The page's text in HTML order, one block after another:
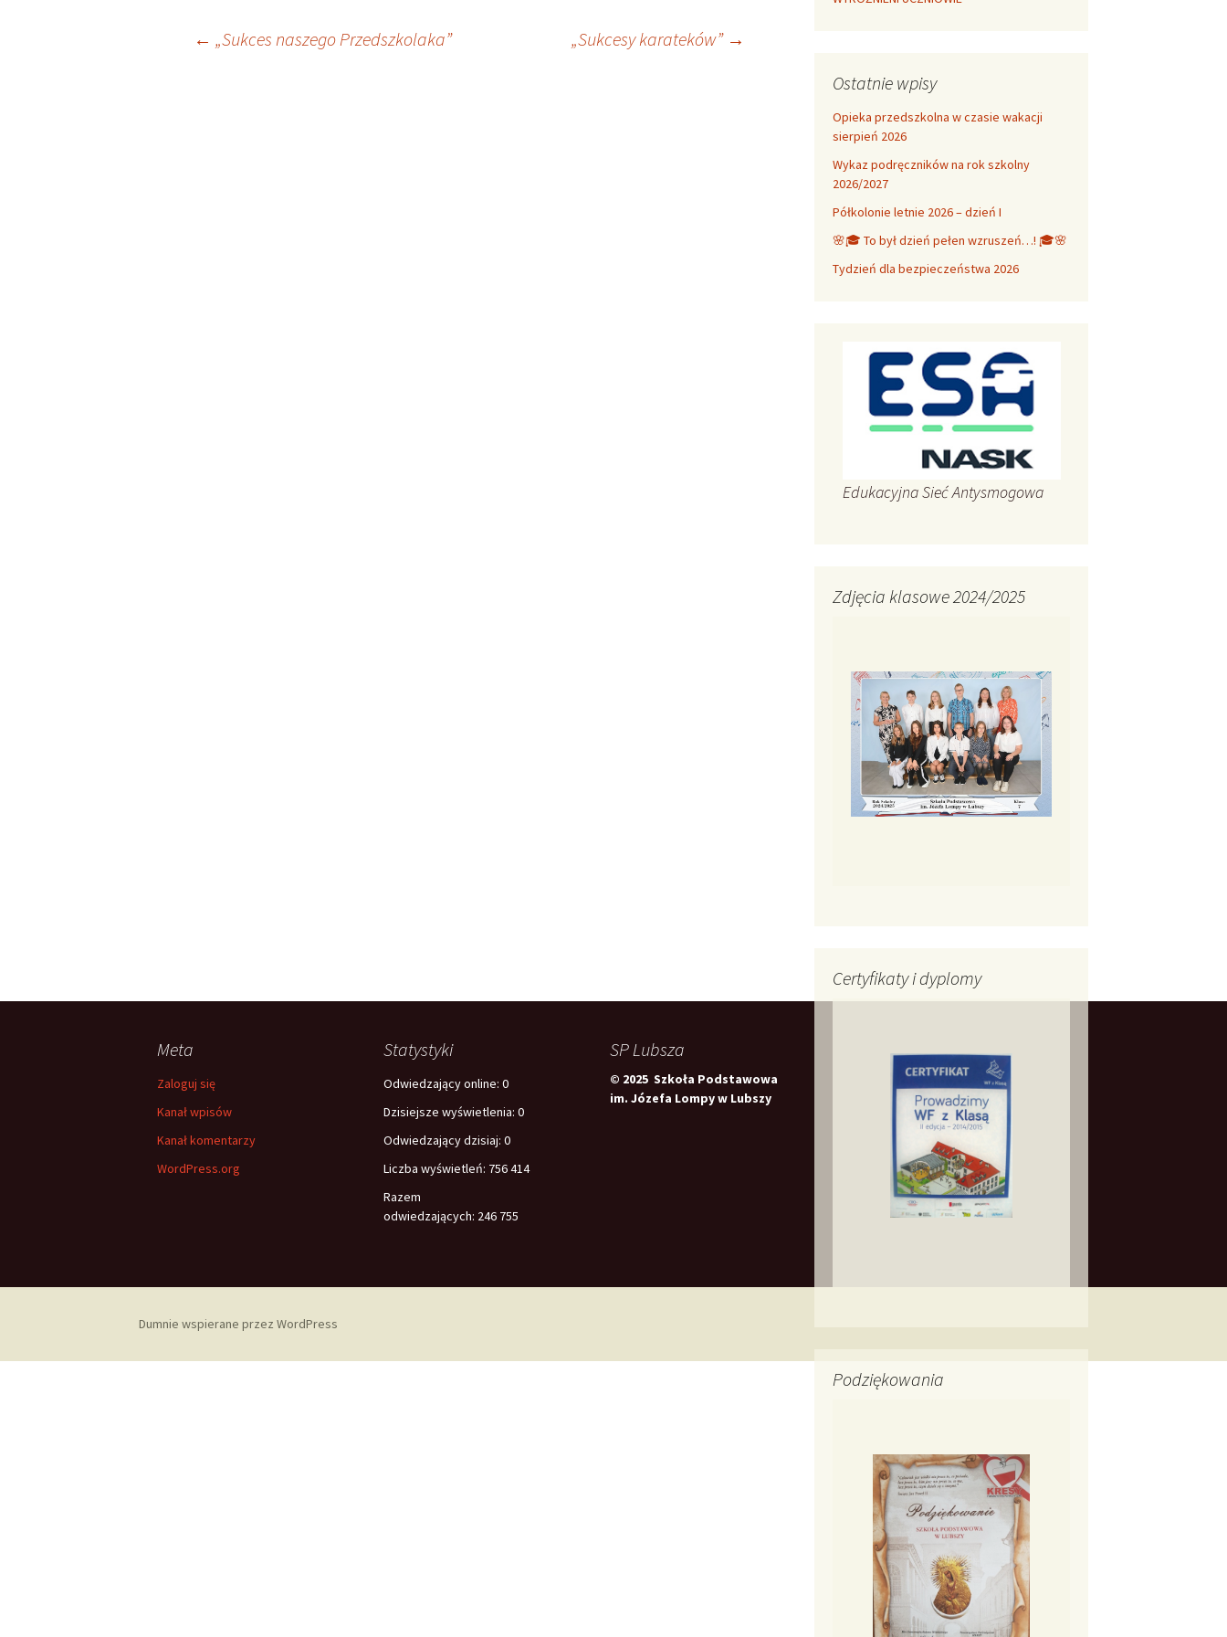
Nawigacja
← „Sukces naszego Przedszkolaka” „Sukcesy karateków” →
Ostatnie wpisy
Opieka przedszkolna w czasie wakacji
sierpień 2026
Wykaz podręczników na rok szkolny
2026/2027
Półkolonie letnie 2026 – dzień I
🌸🎓 To był dzień pełen wzruszeń…! 🎓🌸
Tydzień dla bezpieczeństwa 2026
Edukacyjna Sieć Antysmogowa
Zdjęcia klasowe 2024/2025
Certyfikaty i dyplomy
Podziękowania
Meta
Zaloguj się
Kanał wpisów
Kanał komentarzy
WordPress.org
Statystyki
Odwiedzający online: 0
Dzisiejsze wyświetlenia: 0
Odwiedzający dzisiaj: 0
Liczba wyświetleń: 756 414
Razem
odwiedzających: 246 755
SP Lubsza
© 2025 Szkoła Podstawowa
im. Józefa Lompy w Lubszy
Dumnie wspierane przez WordPress